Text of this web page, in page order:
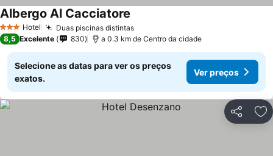
3 EstrelasHotel Duas piscinas distintasVer preços
Albergo Al Cacciatore
8,5 Excelente 830 a 0.3 km de Centro da cidade
Selecione as datas para ver os preços
exatos.
Ver preços
Partilhar